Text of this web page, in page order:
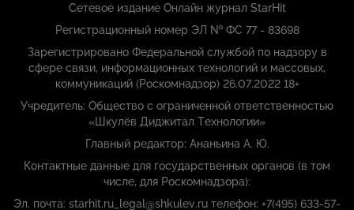
Сетевое издание Онлайн журнал StarHit
Регистрационный номер ЭЛ № ФС 77 - 83698
Зарегистрировано Федеральной службой по надзору в
сфере связи, информационных технологий и массовых,
коммуникаций (Роскомнадзор) 26.07.2022 18+
Учредитель: Общество с ограниченной ответственностью
«Шкулёв Диджитал Технологии»
Главный редактор: Ананьина А. Ю.
Контактные данные для государственных органов (в том
числе, для Роскомнадзора):
Эл. почта: starhit.ru_legal@shkulev.ru телефон: +7(495) 633-57-